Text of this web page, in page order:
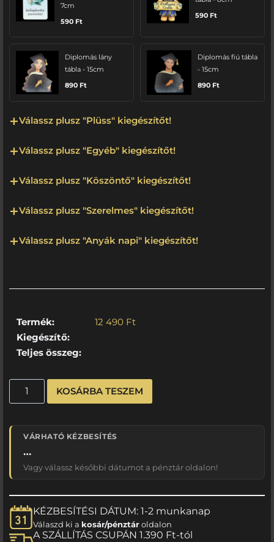
7cm
590 Ft
590 Ft
Diplomás lány
tábla - 15cm
890 Ft
Diplomás fiú tábla
- 15cm
890 Ft
Válassz plusz "Plüss" kiegészítőt!
Válassz plusz "Egyéb" kiegészítőt!
Válassz plusz "Köszöntő" kiegészítőt!
Válassz plusz "Szerelmes" kiegészítőt!
Válassz plusz "Anyák napi" kiegészítőt!
Termék: 12 490 Ft
Kiegészítő:
Teljes összeg:
KOSÁRBA TESZEM
VÁRHATÓ KÉZBESÍTÉS
…
Vagy válassz későbbi dátumot a pénztár oldalon!
KÉZBESÍTÉSI DÁTUM: 1-2 munkanap
Válaszd ki a kosár/pénztároldalon
A SZÁLLÍTÁS CSUPÁN 1.390 Ft-tól